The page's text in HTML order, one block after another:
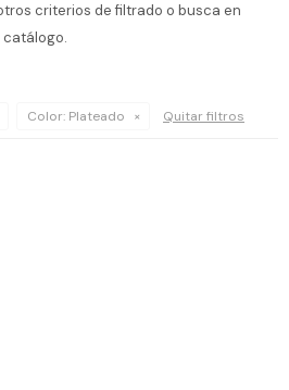
criterios de filtrado o busca en
Color: Plateado Quitar filtros